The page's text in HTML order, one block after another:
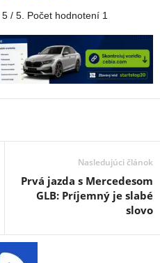
5/ 5. Počet hodnotení 1
Nasledujúci článok
Prvá jazda s Mercedesom
GLB: Príjemný je slabé
slovo